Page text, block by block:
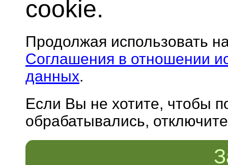
cookie.
Продолжая использовать
Соглашения в отношении
данных.
Если Вы не хотите, чтобы
обрабатывались,